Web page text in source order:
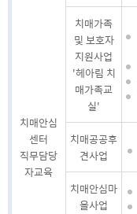
치매안심
센터
직무담당
자교육
치매가족
및 보호자
지원사업
'헤아림 치
매가족교
실'
치매공공후
견사업
치매안심마
을사업